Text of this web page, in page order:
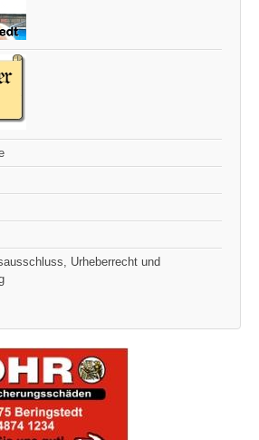
Urheberrecht und